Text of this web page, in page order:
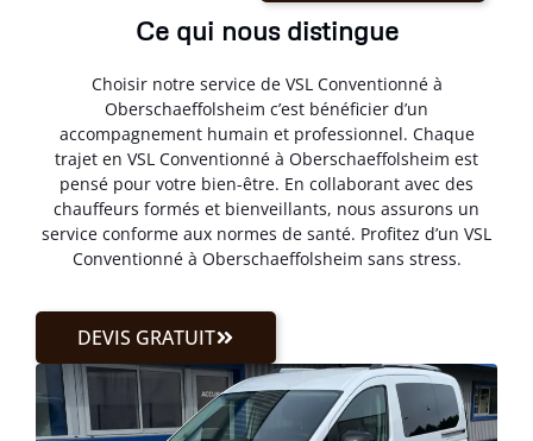
Ce qui nous distingue
Choisir notre service de VSL Conventionné à
Oberschaeffolsheim c’est bénéficier d’un
accompagnement humain et professionnel. Chaque
trajet en VSL Conventionné à Oberschaeffolsheim est
pensé pour votre bien-être. En collaborant avec des
chauffeurs formés et bienveillants, nous assurons un
service conforme aux normes de santé. Profitez d’un VSL
Conventionné à Oberschaeffolsheim sans stress.
DEVIS GRATUIT